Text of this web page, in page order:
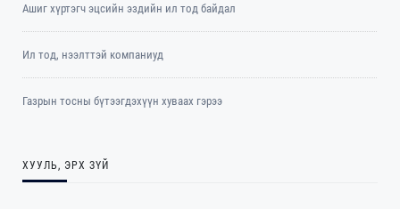
Ашиг хүртэгч эцсийн эздийн ил тод байдал
Ил тод, нээлттэй компаниуд
Газрын тосны бүтээгдэхүүн хуваах гэрээ
ХУУЛЬ, ЭРХ ЗҮЙ